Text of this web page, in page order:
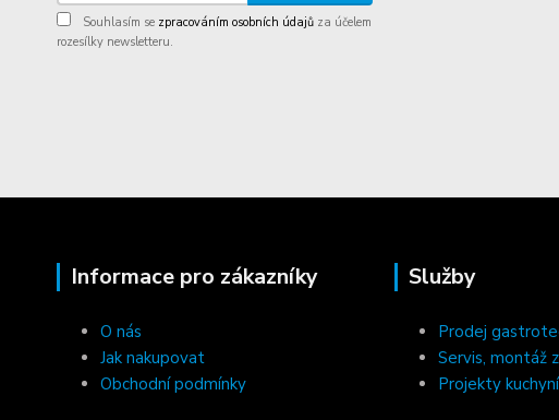
Souhlasím se zpracováním osobních údajů za účelem
rozesílky newsletteru.
Informace pro zákazníky
O nás
Jak nakupovat
Obchodní podmínky
Služby
Prodej
Servis, montáž
Projekty kuchyní